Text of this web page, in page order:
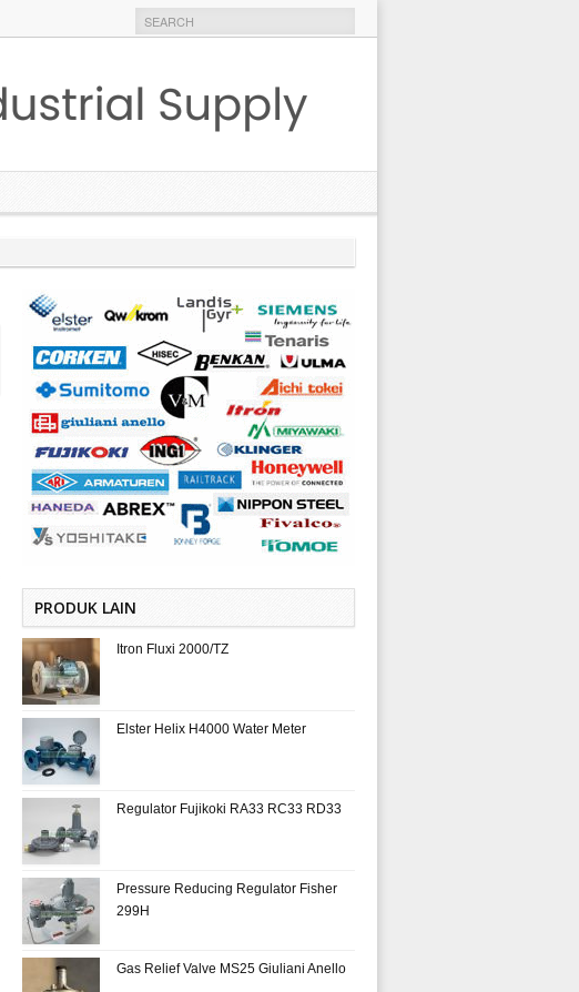
PRODUK LAIN
Itron Fluxi 2000/TZ
Elster Helix H4000 Water Meter
Regulator Fujikoki RA33 RC33 RD33
Pressure Reducing Regulator Fisher
299H
Gas Relief Valve MS25 Giuliani Anello